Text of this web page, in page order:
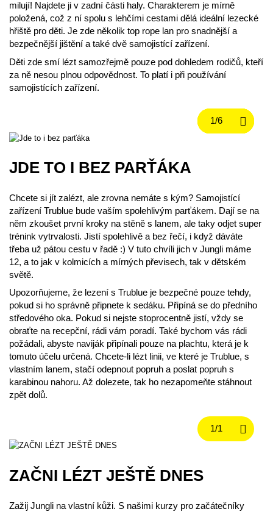
milují! Najdete ji v zadní části haly. Charakterem je mírně
položená, což z ní spolu s lehčími cestami dělá ideální lezecké
hřiště pro děti. Je zde několik top rope lan pro snadnější a
bezpečnější jištění a také dvě samojistící zařízení.
Děti zde smí lézt samozřejmě pouze pod dohledem rodičů, kteří
za ně nesou plnou odpovědnost. To platí i při používání
samojistících zařízení.
JDE TO I BEZ PARŤÁKA
Chcete si jít zalézt, ale zrovna nemáte s kým? Samojistící
zařízení Trublue bude vaším spolehlivým parťákem. Dají se na
něm zkoušet první kroky na stěně s lanem, ale taky odjet super
trénink vytrvalosti. Jistí spolehlivě a bez řečí, i když dáváte
třeba už pátou cestu v řadě :) V tuto chvíli jich v Jungli máme
12, a to jak v kolmicích a mírných převisech, tak v dětském
světě.
Upozorňujeme, že lezení s Trublue je bezpečné pouze tehdy,
pokud si ho správně připnete k sedáku. Připíná se do předního
středového oka. Pokud si nejste stoprocentně jistí, vždy se
obraťte na recepční, rádi vám poradí. Také bychom vás rádi
požádali, abyste naviják připínali pouze na plachtu, která je k
tomuto účelu určená. Chcete-li lézt linii, ve které je Trublue, s
vlastním lanem, stačí odepnout popruh a poslat popruh s
karabinou nahoru. Až dolezete, tak ho nezapomeňte stáhnout
zpět dolů.
ZAČNI LÉZT JEŠTĚ DNES
Zažij Jungli na vlastní kůži. S našimi kurzy pro začátečníky